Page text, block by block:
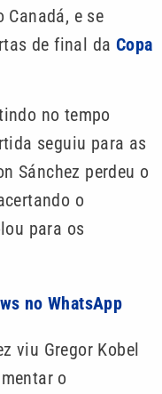
Canadá, e se
de final da Copa
no tempo
seguiu para as
Sánchez perdeu o
o
para os
no WhatsApp
viu Gregor Kobel
o